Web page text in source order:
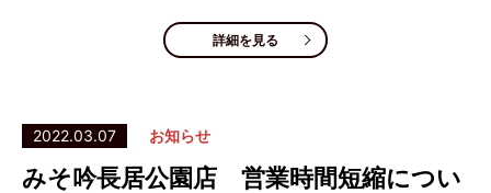
詳細を見る
2022.03.07 お知らせ
みそ吟長居公園店 営業時間短縮につい